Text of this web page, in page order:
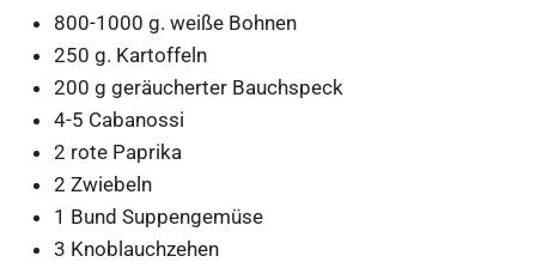
800-1000 g. weiße Bohnen
250 g. Kartoffeln
200 g geräucherter Bauchspeck
4-5 Cabanossi
2 rote Paprika
2 Zwiebeln
1 Bund Suppengemüse
3 Knoblauchzehen